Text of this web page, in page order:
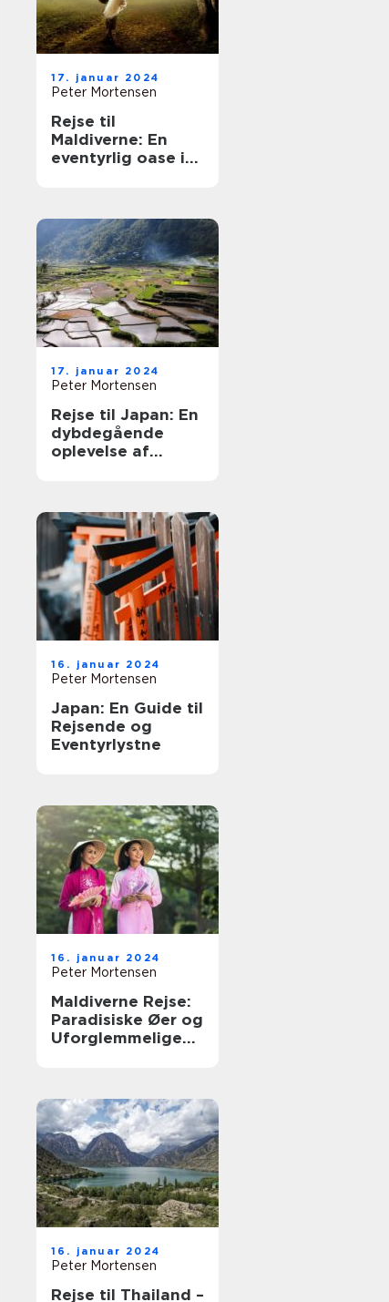
17. januar 2024
Peter Mortensen
Rejse til
Maldiverne: En
eventyrlig oase i
17. januar 2024
Peter Mortensen
Rejse til Japan: En
dybdegående
oplevelse af
16. januar 2024
Peter Mortensen
Japan: En Guide til
Rejsende og
Eventyrlystne
16. januar 2024
Peter Mortensen
Maldiverne Rejse:
Paradisiske Øer og
Uforglemmelige
16. januar 2024
Peter Mortensen
Rejse til Thailand –